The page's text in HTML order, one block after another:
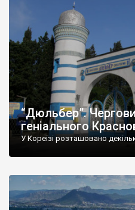
“Дюльбер”.
геніального
У Кореїзі розташовано